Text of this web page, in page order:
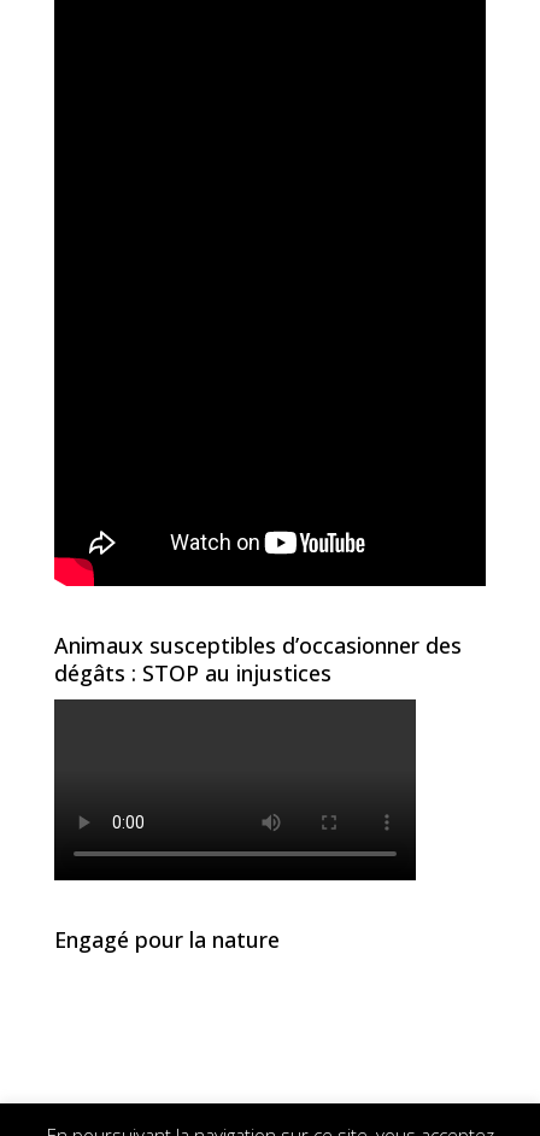
Animaux susceptibles d’occasionner des
dégâts : STOP au injustices
Engagé pour la nature